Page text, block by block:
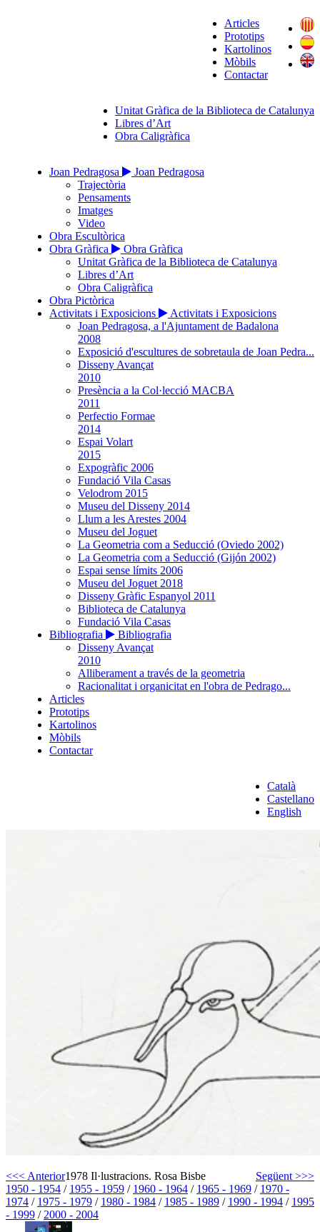
Articles
Prototips
Kartolinos
Mòbils
Contactar
Unitat Gràfica de la Biblioteca de Catalunya
Libres d’Art
Obra Caligràfica
Joan Pedragosa
Joan Pedragosa
Trajectòria
Pensaments
Imatges
Video
Obra Escultòrica
Obra Gràfica
Obra Gràfica
Unitat Gràfica de la Biblioteca de Catalunya
Libres d’Art
Obra Caligràfica
Obra Pictòrica
Activitats i Exposicions
Activitats i Exposicions
Joan Pedragosa, a l'Ajuntament de Badalona
2008
Exposició d'escultures de sobretaula de Joan Pedra...
Disseny Avançat
2010
Presència a la Col·lecció MACBA
2011
Perfectio Formae
2014
Espai Volart
2015
Expogràfic 2006
Fundació Vila Casas
Velodrom 2015
Museu del Disseny 2014
Llum a les Arestes 2004
Museu del Joguet
La Geometria com a Seducció (Oviedo 2002)
La Geometria com a Seducció (Gijón 2002)
Espai sense límits 2006
Museu del Joguet 2018
Disseny Gràfic Espanyol 2011
Biblioteca de Catalunya
Fundació Vila Casas
Bibliografia
Bibliografia
Disseny Avançat
2010
Alliberament a través de la geometria
Racionalitat i organicitat en l'obra de Pedrago...
Articles
Prototips
Kartolinos
Mòbils
Contactar
Català
Castellano
English
<<< Anterior
Següent >>>
1950 - 1954 / 1955 - 1959 / 1960 - 1964 / 1965 - 1969 / 1970 -
1974 / 1975 - 1979 / 1980 - 1984 / 1985 - 1989 / 1990 - 1994 / 1995
- 1999 / 2000 - 2004
1978 Il·lustracions. Rosa Bisbe